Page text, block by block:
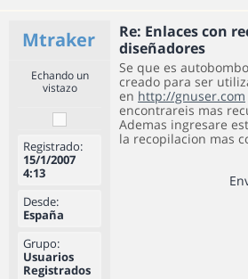
Mtraker
Re: Enlaces con
diseñadores
Echando un
vistazo
Registrado:
15/1/2007
4:13
Desde:
España
Grupo:
Usuarios
Registrados
Se que es
creado para ser
en http://gnuser.com
encontrareis mas
Ademas ingresare
la recopilacion mas